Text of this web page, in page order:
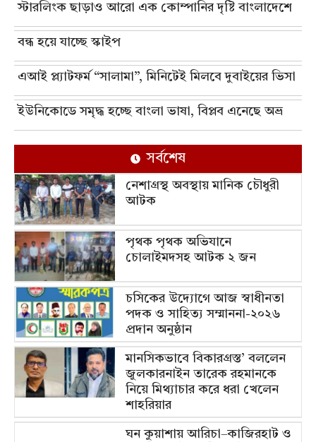
স্টারলিংক ছাড়াও আরো এক কোম্পানির দৃষ্টি বাংলাদেশে
বন্ধ হয়ে যাচ্ছে স্কাইপ
এআই প্ল্যাটফর্ম “সালামা”, মিনিটেই মিলবে দুবাইয়ের ভিসা
ইউনিকোডে সমৃদ্ধ হচ্ছে বাংলা ভাষা, বিপ্লব এনেছে অভ্র
সর্বশেষ
নেশাগ্রস্থ অবস্থায় মানিক চৌধুরী
আটক
পৃথক পৃথক অভিযানে
চোলাইমদসহ আটক ২ জন
চসিকের উদ্যোগে আজ স্বাধীনতা
পদক ও সাহিত্য সম্মাননা-২০২৬
প্রদান অনুষ্ঠান
মানসিকভাবে বিকারগ্রস্ত’ বললেন
জুলকারনাইন তারেক রহমানকে
নিয়ে মিথ্যাচার করে ধরা খেলেন
শাহরিয়ার
ঘন কুয়াশায় আরিচা–কাজিরহাট ও